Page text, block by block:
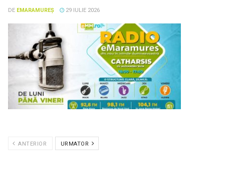
DE EMARAMUREȘ 29 IULIE 2026
ANTERIOR URMATOR